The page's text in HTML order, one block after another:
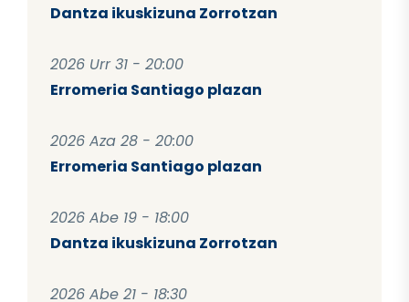
Dantza ikuskizuna Zorrotzan
2026 Urr 31 - 20:00
Erromeria Santiago plazan
2026 Aza 28 - 20:00
Erromeria Santiago plazan
2026 Abe 19 - 18:00
Dantza ikuskizuna Zorrotzan
2026 Abe 21 - 18:30